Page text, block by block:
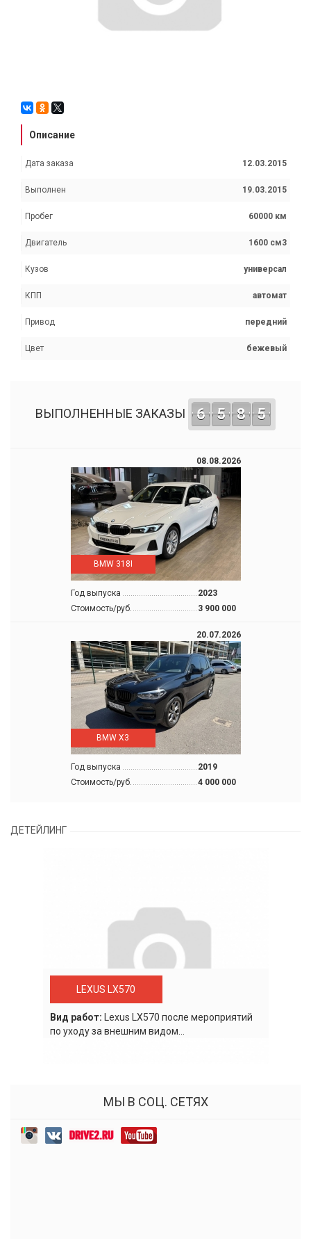
Описание
Дата заказа 12.03.2015
Выполнен 19.03.2015
Пробег 60000 км
Двигатель 1600 см3
Кузов универсал
КПП автомат
Привод передний
Цвет бежевый
ВЫПОЛНЕННЫЕ ЗАКАЗЫ 6 5 8 5
08.08.2026
BMW 318I
Год выпуска
2023
Стоимость/руб.
3 900 000
20.07.2026
BMW X3
Год выпуска
2019
Стоимость/руб.
4 000 000
ДЕТЕЙЛИНГ
LEXUS LX570
Вид работ: Lexus LХ570 после мероприятий
по уходу за внешним видом...
МЫ В СОЦ. СЕТЯХ